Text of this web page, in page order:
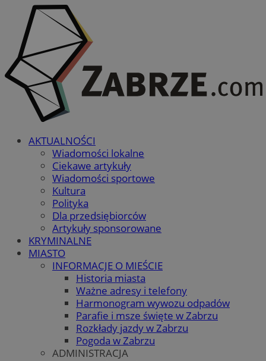
AKTUALNOŚCI
Wiadomości lokalne
Ciekawe artykuły
Wiadomości sportowe
Kultura
Polityka
Dla przedsiębiorców
Artykuły sponsorowane
KRYMINALNE
MIASTO
INFORMACJE O MIEŚCIE
Historia miasta
Ważne adresy i telefony
Harmonogram wywozu odpadów
Parafie i msze święte w Zabrzu
Rozkłady jazdy w Zabrzu
Pogoda w Zabrzu
ADMINISTRACJA